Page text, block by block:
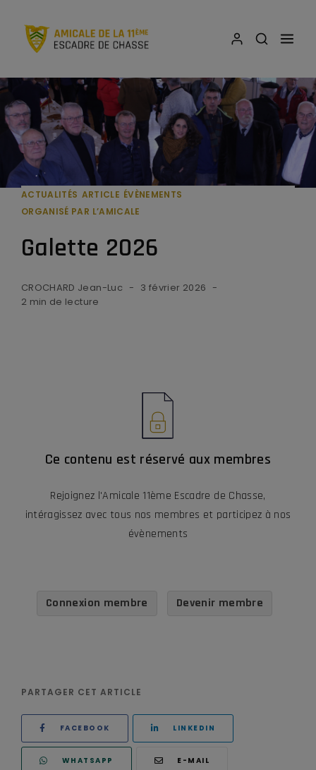
ACTUALITÉS ARTICLE ÉVÈNEMENTS
ORGANISÉ PAR L’AMICALE
Galette 2026
CROCHARD Jean-Luc
3 février 2026
2 min de lecture
Ce contenu est réservé aux membres
Rejoignez l'Amicale 11ème Escadre de Chasse,
intéragissez avec tous nos membres et participez à nos
évènements
Connexion membre Devenir membre
PARTAGER CET ARTICLE
FACEBOOK LINKEDIN
WHATSAPP E-MAIL